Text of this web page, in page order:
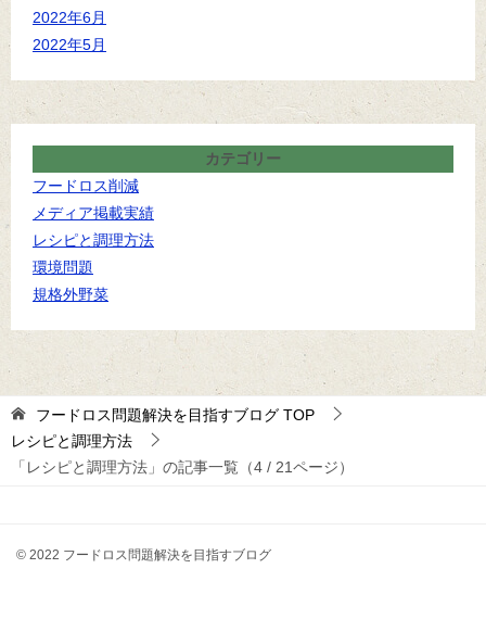
2022年6月
2022年5月
カテゴリー
フードロス削減
メディア掲載実績
レシピと調理方法
環境問題
規格外野菜
フードロス問題解決を目指すブログ TOP
レシピと調理方法
「レシピと調理方法」の記事一覧（4 / 21ページ）
© 2022 フードロス問題解決を目指すブログ